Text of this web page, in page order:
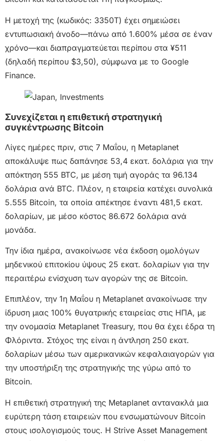
Η μετοχή της (κωδικός: 3350T) έχει σημειώσει
εντυπωσιακή άνοδο—πάνω από 1.600% μέσα σε έναν
χρόνο—και διαπραγματεύεται περίπου στα ¥511
(δηλαδή περίπου $3,50), σύμφωνα με το Google
Finance.
Συνεχίζεται η επιθετική στρατηγική
συγκέντρωσης Bitcoin
Λίγες ημέρες πριν, στις 7 Μαΐου, η Metaplanet
αποκάλυψε πως δαπάνησε 53,4 εκατ. δολάρια για την
απόκτηση 555 BTC, με μέση τιμή αγοράς τα 96.134
δολάρια ανά BTC. Πλέον, η εταιρεία κατέχει συνολικά
5.555 Bitcoin, τα οποία απέκτησε έναντι 481,5 εκατ.
δολαρίων, με μέσο κόστος 86.672 δολάρια ανά
μονάδα.
Την ίδια ημέρα, ανακοίνωσε νέα έκδοση ομολόγων
μηδενικού επιτοκίου ύψους 25 εκατ. δολαρίων για την
περαιτέρω ενίσχυση των αγορών της σε Bitcoin.
Επιπλέον, την 1η Μαΐου η Metaplanet ανακοίνωσε την
ίδρυση μιας 100% θυγατρικής εταιρείας στις ΗΠΑ, με
την ονομασία Metaplanet Treasury, που θα έχει έδρα τη
Φλόριντα. Στόχος της είναι η άντληση 250 εκατ.
δολαρίων μέσω των αμερικανικών κεφαλαιαγορών για
την υποστήριξη της στρατηγικής της γύρω από το
Bitcoin.
Η επιθετική στρατηγική της Metaplanet αντανακλά μια
ευρύτερη τάση εταιρειών που ενσωματώνουν Bitcoin
στους ισολογισμούς τους. Η Strive Asset Management